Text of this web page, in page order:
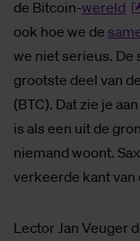
de Bitcoin-wereld
ook hoe we de
we niet serieus. De
grootste deel van
(BTC). Dat zie je
is als een uit de
niemand woont.
verkeerde kant van
Lector Jan Veuger